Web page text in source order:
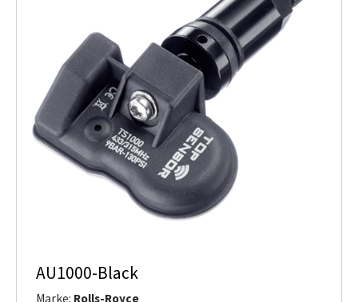
AU1000-Black
Marke: Rolls-Royce